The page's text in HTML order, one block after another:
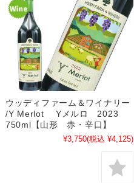
ウッディファーム＆ワイナリー
/Y Merlot Yメルロ 2023
750ml【山形 赤・辛口】
¥3,750(税込 ¥4,125)